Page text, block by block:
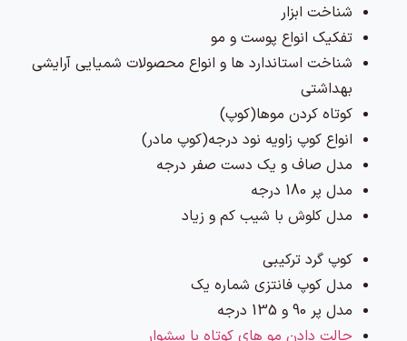
شناخت ابزار
تفکیک انواع پوست و مو
شناخت استاندارد ها و انواع محصولات شمیایی آرایشی
بهداشتی
کوتاه کردن موها(کوپ)
انواع کوپ زاویه نود درجه(کوپ مادر)
مدل صاف و یک دست صفر درجه
مدل پر 180 درجه
مدل کلوش با شیب کم و زیاد
کوپ گرد ترکیبی
مدل کوپ فانتزی شماره یک
مدل پر 90 و 135 درجه
حالت دادن مو های کوتاه با سشوار